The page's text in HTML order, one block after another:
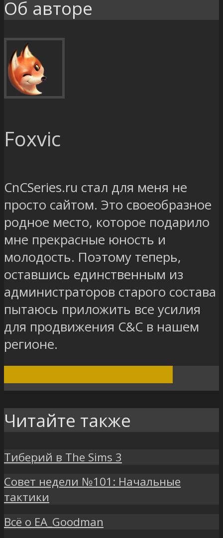
Об авторе
Foxvic
CnCSeries.ru cтал для меня не
просто сайтом. Это своеобразное
родное место, которое подарило
мне прекрасные юность и
молодость. Поэтому теперь,
оставшись единственным из
администраторов старого состава
пытаюсь приложить все усилия
для продвижения C&C в нашем
регионе.
Читайте также
Тиберий в The Sims 3
Совет недели №101: Начальные
тактики
Всё о EA_Goodman